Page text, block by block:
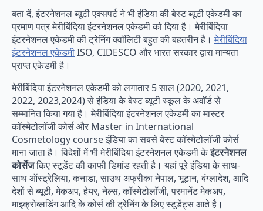
बता दें, इंटरनेशनल ब्यूटी एक्सपर्ट ने भी इंडिया की बेस्ट ब्यूटी एकेडमी का
प्रमाण पत्र मेरीबिंदिया इंटरनेशनल एकेडमी को दिया है। मेरीबिंदिया
इंटरनेशनल एकेडमी की ट्रेनिंग क्वॉलिटी बहुत की बहतरीन है।मेरीबिंदिया
इंटरनेशनल एकेडमीISO, CIDESCO और भारत सरकार द्वारा मान्यता
प्राप्त एकेडमी है।
मेरीबिंदिया इंटरनेशनल एकेडमी को लगातार 5 साल (2020, 2021,
2022, 2023,2024) से इंडिया के बेस्ट ब्यूटी स्कूल के अवॉर्ड से
सम्मानित किया गया है। मेरीबिंदिया इंटरनेशनल एकेडमी का मास्टर
कॉस्मेटोलॉजी कोर्स और Master in International
Cosmetology course इंडिया का सबसे बेस्ट कॉस्मेटोलॉजी कोर्स
माना जाता है। विदेशों में भी मेरीबिंदिया इंटरनेशनल एकेडमी केइंटरनेशनल
कोर्सेजकिए स्टूडेंट की काफी डिमांड रहती है। यहां पूरे इंडिया के साथ-
साथ ऑस्ट्रेलिया, कनाडा, साउथ अफ्रीका नेपाल, भूटान, बंग्लादेश, आदि
देशों से ब्यूटी, मेकअप, हेयर, नेल्स, कॉस्मेटोलॉजी, परमानेंट मेकअप,
माइक्रोब्लडिंग आदि के कोर्स की ट्रेनिंग के लिए स्टूडेंट्स आते है।